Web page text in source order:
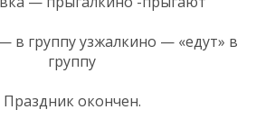
в группу узжалкино — «едут» в
группу
Праздник окончен.